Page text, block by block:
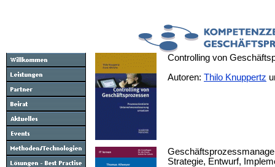
Controlling von
Autoren: Thilo Knuppertz
Strategie, Entwurf,